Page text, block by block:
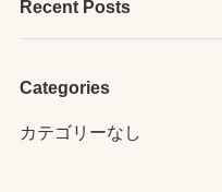
Recent Posts
Categories
カテゴリーなし